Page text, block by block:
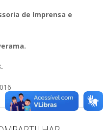
de Imprensa e